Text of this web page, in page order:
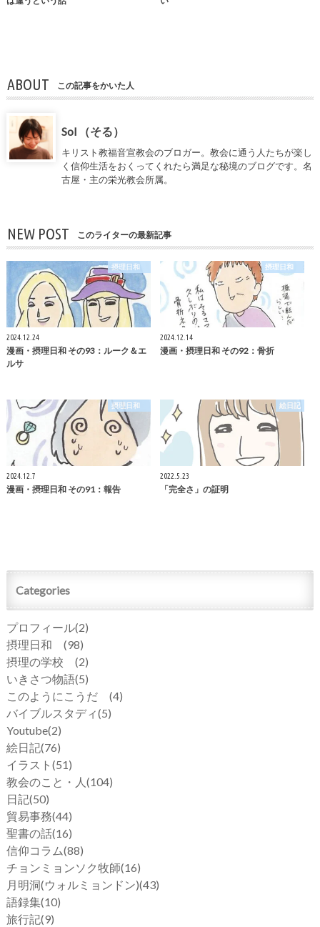
ABOUT この記事をかいた人
Sol （そる）
キリスト教福音宣教会のブロガー。教会に通う人たちが楽し
く信仰生活をおくってくれたら満足な秘境のブログです。名
古屋・主の栄光教会所属。
NEW POST このライターの最新記事
摂理日和
2024.12.24
漫画・摂理日和 その93：ルーク＆エ
ルサ
摂理日和
2024.12.14
漫画・摂理日和 その92：骨折
摂理日和
2024.12.7
漫画・摂理日和 その91：報告
絵日記
2022.5.23
「完全さ」の証明
Categories
プロフィール(2)
摂理日和 (98)
摂理の学校 (2)
いきさつ物語(5)
このようにこうだ (4)
バイブルスタディ(5)
Youtube(2)
絵日記(76)
イラスト (51)
教会のこと・人 (104)
日記(50)
貿易事務(44)
聖書の話(16)
信仰コラム(88)
チョンミョンソク牧師(16)
月明洞(ウォルミョンドン)(43)
語録集(10)
旅行記(9)